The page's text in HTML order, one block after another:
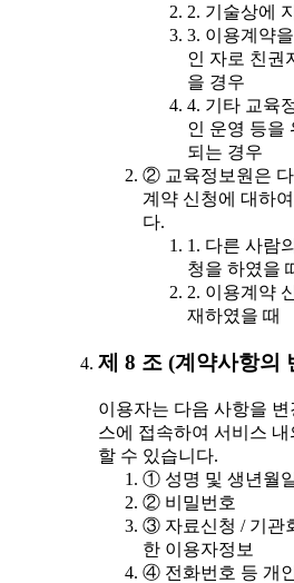
2. 기술상에
3. 이용계약
인 자로 친권
을 경우
4. 기타 교육
인 운영 등을
되는 경우
② 교육정보원은
계약 신청에 대하
다.
1. 다른 사람
청을 하였을
2. 이용계약
재하였을 때
제 8 조 (계약사항의
이용자는 다음 사항을 변
스에 접속하여 서비스
할 수 있습니다.
① 성명 및 생년월
② 비밀번호
③ 자료신청 / 기관
한 이용자정보
④ 전화번호 등 개